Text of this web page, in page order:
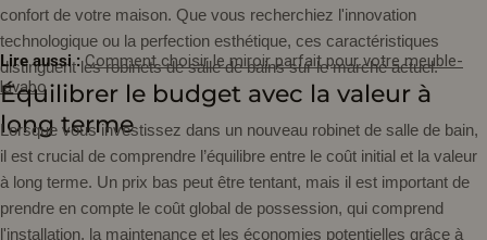
confort de votre maison. Que vous recherchiez l'innovation
technologique ou la perfection esthétique, ces caractéristiques
distinguent les robinets de salle de bains sur le marché actuel.
Lire aussi : Comment choisir le miroir parfait pour votre meuble-
lavabo
Équilibrer le budget avec la valeur à
long terme
Lorsque vous investissez dans un nouveau robinet de salle de bain,
il est crucial de comprendre l’équilibre entre le coût initial et la valeur
à long terme. Un prix bas peut être tentant, mais il est important de
prendre en compte le coût global de possession, qui comprend
l'installation, la maintenance et les économies potentielles grâce à